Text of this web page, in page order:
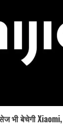
भी बेचेगी